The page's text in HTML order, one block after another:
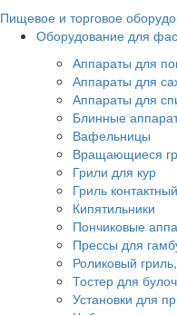
Пищевое и торговое
Оборудование для
Аппараты для
Аппараты для
Аппараты для
Блинные
Вафельницы
Вращающиеся
Грили для кур
Гриль контактный
Кипятильники
Пончиковые
Прессы для
Роликовый
Тостер для
Установки для